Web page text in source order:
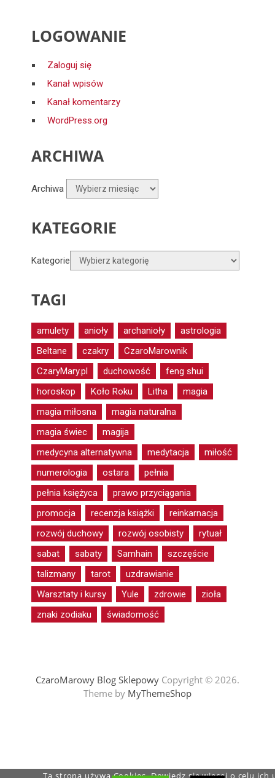
LOGOWANIE
Zaloguj się
Kanał wpisów
Kanał komentarzy
WordPress.org
ARCHIWA
Archiwa
KATEGORIE
Kategorie
TAGI
amulety anioły archanioły
astrologia
Beltane
czakry
CzaroMarownik
CzaryMary.pl
duchowość
feng shui
horoskop
Koło Roku Litha
magia
magia miłosna
magia naturalna
magia świec
magija
medycyna alternatywna
medytacja
miłość
numerologia
ostara
pełnia
pełnia księżyca
prawo przyciągania
promocja
recenzja książki
reinkarnacja
rozwój duchowy
rozwój osobisty
rytuał
sabat
sabaty Samhain
szczęście
talizmany
tarot
uzdrawianie
Warsztaty i kursy
Yule zdrowie
zioła
znaki zodiaku
świadomość
CzaroMarowy Blog SklepowyCopyright © 2026.
Theme by MyThemeShop
Ta strona używa Cookies. Dowiedz się więcej o celu